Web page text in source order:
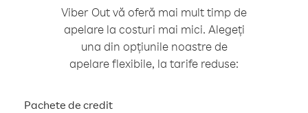
Viber Out vă oferă mai mult timp de
apelare la costuri mai mici. Alegeți
una din opțiunile noastre de
apelare flexibile, la tarife reduse:
Pachete de credit